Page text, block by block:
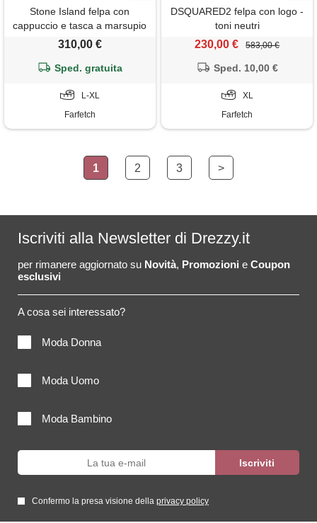
Stone Island felpa con
cappuccio e tasca a marsupio
- rosa
310,00 €
Sped. gratuita
L-XL
Farfetch
DSQUARED2 felpa con logo -
toni neutri
230,00 € 583,00 €
Sped. 10,00 €
XL
Farfetch
1 2 3 >
Iscriviti alla Newsletter di Drezzy.it
per rimanere aggiornato su Novità, Promozioni e Coupon
esclusivi
A cosa sei interessato?
Moda Donna
Moda Uomo
Moda Bambino
Confermo la presa visione della privacy policy